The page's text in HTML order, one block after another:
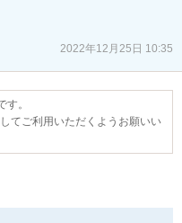
2022年12月25日 10:35
。
てご利用いただくようお願いい